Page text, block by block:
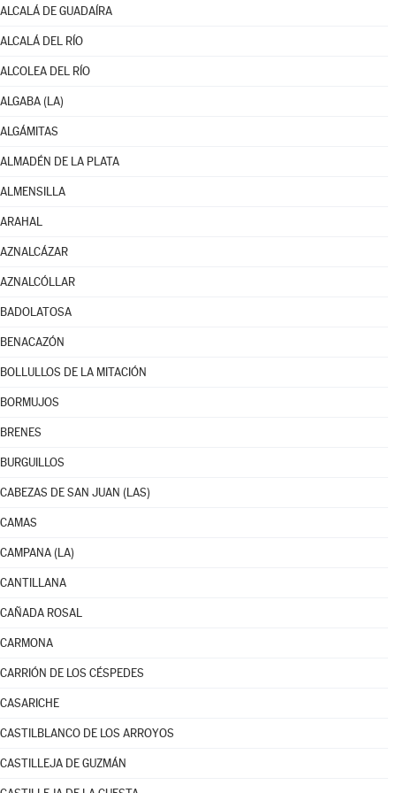
ALCALÁ DE GUADAÍRA
ALCALÁ DEL RÍO
ALCOLEA DEL RÍO
ALGABA (LA)
ALGÁMITAS
ALMADÉN DE LA PLATA
ALMENSILLA
ARAHAL
AZNALCÁZAR
AZNALCÓLLAR
BADOLATOSA
BENACAZÓN
BOLLULLOS DE LA MITACIÓN
BORMUJOS
BRENES
BURGUILLOS
CABEZAS DE SAN JUAN (LAS)
CAMAS
CAMPANA (LA)
CANTILLANA
CAÑADA ROSAL
CARMONA
CARRIÓN DE LOS CÉSPEDES
CASARICHE
CASTILBLANCO DE LOS ARROYOS
CASTILLEJA DE GUZMÁN